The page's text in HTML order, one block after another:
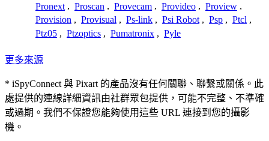
Pronext , Proscan , Provecam , Provideo , Proview ,
Provision , Provisual , Ps-link , Psi Robot , Psp , Ptcl ,
Ptz05 , Ptzoptics , Pumatronix , Pyle
更多來源
* iSpyConnect 與 Pixart 的產品沒有任何關聯、聯繫或關係。此
處提供的連線詳細資訊由社群眾包提供，可能不完整、不準確
或過期。我們不保證您能夠使用這些 URL 連接到您的攝影
機。